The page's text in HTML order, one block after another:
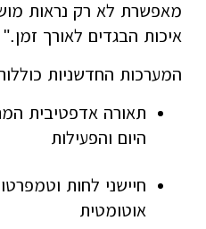
מאפשרת לא רק נראות
איכות הבגדים לאורך זמן."
המערכות החדשניות
תאורה אדפטיבית
היום והפעילות
חיישני לחות
אוטומטית